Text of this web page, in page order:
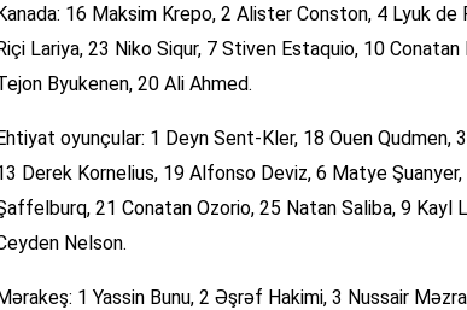
16 Maksim Krepo, 2 Alister Conston, 4 Lyuk
Lariya, 23 Niko Siqur, 7 Stiven Estaquio, 10
Byukenen, 20 Ali Ahmed.
oyunçular: 1 Deyn Sent-Kler, 18 Ouen Qudmen,
Derek Kornelius, 19 Alfonso Deviz, 6 Matye
21 Conatan Ozorio, 25 Natan Saliba, 9 Kayl
Nelson.
1 Yassin Bunu, 2 Əşrəf Hakimi, 3 Nussair